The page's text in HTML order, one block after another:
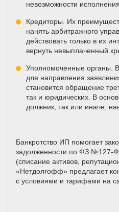
невозможности
Кредиторы. Их
нанять арбитражного
действовать только в их
вернуть невыплаченный
Уполномоченные органы.
для направления
становится обращение
так и юридических. В
должник, так или иначе,
Банкротство ИП помогает
задолженности по ФЗ №127-
(списание активов,
«Нетдолгофф» предлагает
с условиями и тарифами на